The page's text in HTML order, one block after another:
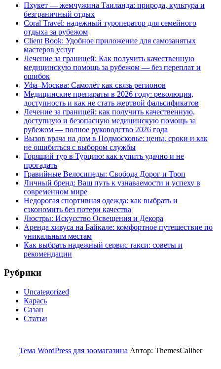
Пхукет — жемчужина Таиланда: природа, культура и
безграничный отдых
Coral Travel: надежный туроператор для семейного
отдыха за рубежом
Client Book: Удобное приложение для самозанятых
мастеров услуг
Лечение за границей: Как получить качественную
медицинскую помощь за рубежом — без переплат и
ошибок
Уфа–Москва: Самолёт как связь регионов
Медицинские препараты в 2026 году: революция,
доступность и как не стать жертвой фальсификатов
Лечение за границей: как получить качественную,
доступную и безопасную медицинскую помощь за
рубежом — полное руководство 2026 года
Вызов врача на дом в Подмосковье: цены, сроки и как
не ошибиться с выбором службы
Горящий тур в Турцию: как купить удачно и не
прогадать
Гравийные Велосипеды: Свобода Дорог и Троп
Личный бренд: Ваш путь к узнаваемости и успеху в
современном мире
Недорогая спортивная одежда: как выбрать и
сэкономить без потери качества
Люстры: Искусство Освещения и Декора
Аренда хивуса на Байкале: комфортное путешествие по
уникальным местам
Как выбрать надежный сервис такси: советы и
рекомендации
Рубрики
Uncategorized
Карась
Сазан
Статьи
Тема WordPress для зоомагазина Автор: ThemesCaliber